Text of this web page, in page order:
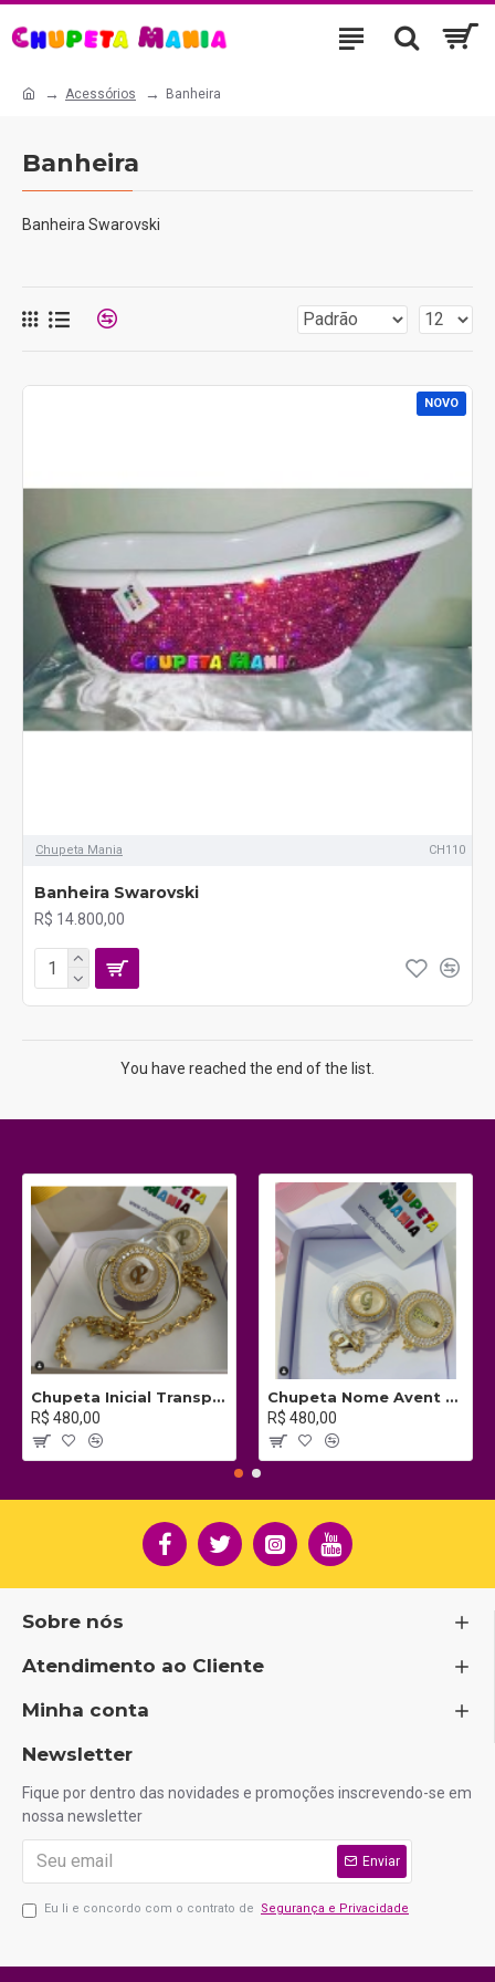
Acessórios Banheira
Banheira
Banheira Swarovski
NOVO
Chupeta Mania CH110
Banheira Swarovski
R$ 14.800,00
You have reached the end of the list.
Chupeta Inicial Transparente c/ Prendedor
R$ 480,00
Chupeta Nome Avent c/ Prendedor
R$ 480,00
Sobre nós
Atendimento ao Cliente
Minha conta
Newsletter
Fique por dentro das novidades e promoções inscrevendo-se em
nossa newsletter
Enviar
Eu li e concordo com o contrato de Segurança e Privacidade